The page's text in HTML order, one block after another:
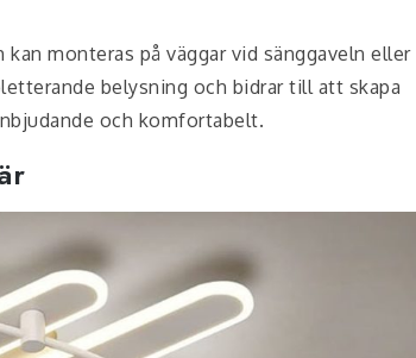
monteras på väggar vid sänggaveln eller
belysning och bidrar till att skapa
och komfortabelt.